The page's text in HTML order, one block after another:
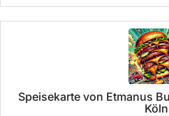
Speisekarte von Etmanus
Köln